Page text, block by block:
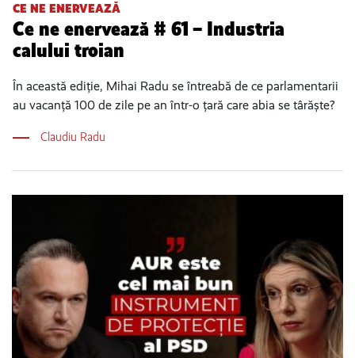
CE NE ENERVEAZĂ
Ce ne enervează # 61 – Industria
calului troian
În această ediție, Mihai Radu se întreabă de ce parlamentarii
au vacanță 100 de zile pe an într-o țară care abia se târăște?
Claudiu Radu